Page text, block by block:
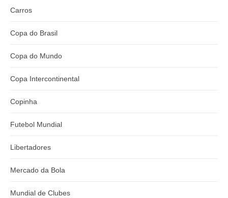
Carros
Copa do Brasil
Copa do Mundo
Copa Intercontinental
Copinha
Futebol Mundial
Libertadores
Mercado da Bola
Mundial de Clubes